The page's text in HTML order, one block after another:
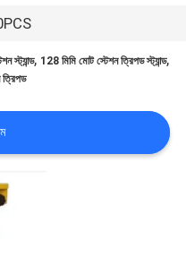
স্ট্যান্ড, 128 মিমি মোট স্টেশন ত্রিপড স্ট্যান্ড,
ত্রিপড